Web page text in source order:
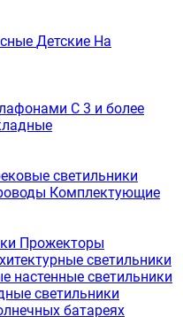
Детские На
С 3 и более
светильники
Комплектующие
Прожекторы
светильники
настенные светильники
светильники
батареях